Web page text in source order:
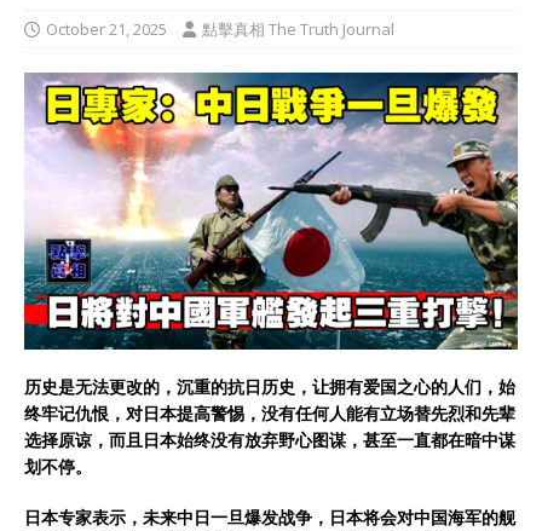
October 21, 2025 點擊真相 The Truth Journal
历史是无法更改的，沉重的抗日历史，让拥有爱国之心的人们，始
终牢记仇恨，对日本提高警惕，没有任何人能有立场替先烈和先辈
选择原谅，而且日本始终没有放弃野心图谋，甚至一直都在暗中谋
划不停。
日本专家表示，未来中日一旦爆发战争，日本将会对中国海军的舰